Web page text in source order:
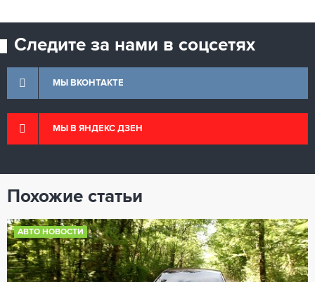
Следите за нами в соцсетях
МЫ ВКОНТАКТЕ
МЫ В ЯНДЕКС ДЗЕН
Похожие статьи
АВТО НОВОСТИ